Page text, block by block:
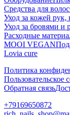
Средства для волос
Уход за кожей рук,
Уход за бровями и
Расходные
MOOI VEGAN
Lovia cure
Политика
Пользовательское
Обратная связь
+79169650872